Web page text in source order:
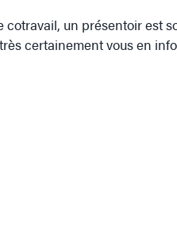
cotravail, un présentoir est
certainement vous en